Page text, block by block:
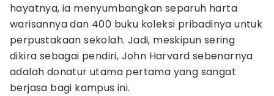
hayatnya, ia menyumbangkan separuh harta
warisannya dan 400 buku koleksi pribadinya untuk
perpustakaan sekolah. Jadi, meskipun sering
dikira sebagai pendiri, John Harvard sebenarnya
adalah donatur utama pertama yang sangat
berjasa bagi kampus ini.